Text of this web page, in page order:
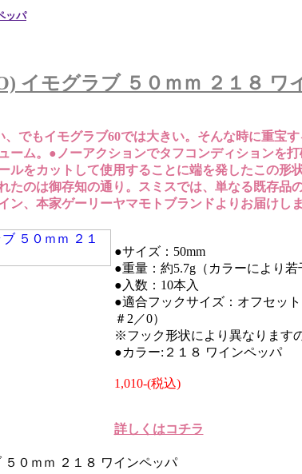
ッパ
イモグラブ ５０ｍｍ ２１８ ワ
でもイモグラブ60では大きい。そんな時に重宝
ーム。●ノーアクションでタフコンディションを
ルをカットして使用することに端を発したこの形
たのは御存知の通り。スミスでは、単なる既存品
、本家ゲーリーヤマモトブランドよりお届けしま
●サイズ：50mm
●重量：約5.7g（カラーにより若
●入数：10本入
●適合フックサイズ：オフセッ
＃2／0）
※フック形状により異なります
●カラー:２１８ ワインペッパ
1,010-(税込)
詳しくはコチラ
０ｍｍ ２１８ ワインペッパ